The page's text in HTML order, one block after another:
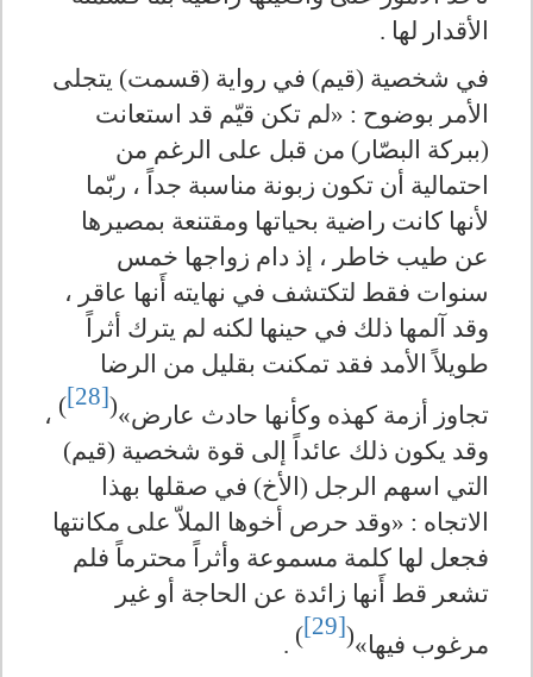
الأقدار لها .
في شخصية (قيم) في رواية (قسمت) يتجلى
الأمر بوضوح : «لم تكن قيّم قد استعانت
(ببركة البصّار) من قبل على الرغم من
احتمالية أن تكون زبونة مناسبة جداً ، ربّما
لأنها كانت راضية بحياتها ومقتنعة بمصيرها
عن طيب خاطر ، إذ دام زواجها خمس
سنوات فقط لتكتشف في نهايته أَنها عاقر ،
وقد آلمها ذلك في حينها لكنه لم يترك أثراً
طويلاً الأمد فقد تمكنت بقليل من الرضا
تجاوز أزمة كهذه وكأنها حادث عارض»(
[28]
) ،
وقد يكون ذلك عائداً إلى قوة شخصية (قيم)
التي اسهم الرجل (الأخ) في صقلها بهذا
الاتجاه : «وقد حرص أخوها الملاّ على مكانتها
فجعل لها كلمة مسموعة وأثراً محترماً فلم
تشعر قط أَنها زائدة عن الحاجة أو غير
مرغوب فيها»(
[29]
)
.